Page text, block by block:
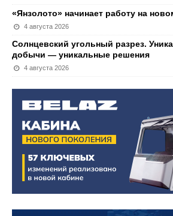
«Янзолото» начинает работу на
4 августа 2026
Солнцевский угольный разрез.
добычи — уникальные решения
4 августа 2026